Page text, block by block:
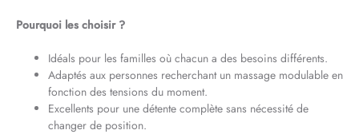
Pourquoi les choisir ?
Idéals pour les familles où chacun a des besoins différents.
Adaptés aux personnes recherchant un massage modulable en
fonction des tensions du moment.
Excellents pour une détente complète sans nécessité de
changer de position.